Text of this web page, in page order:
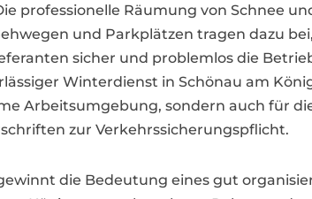
professionelle Räumung von Schnee
und Parkplätzen tragen dazu
sicher und problemlos die
Winterdienst in Schönau am
Arbeitsumgebung, sondern auch für
zur Verkehrssicherungspflicht.
die Bedeutung eines gut